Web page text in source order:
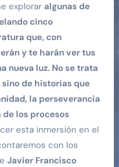
explorar algunas de
cinco
que, con
y te harán ver tus
nueva luz. No se trata
de historias que
la perseverancia
de los procesos
esta inmersión en el
con los
Javier Francisco